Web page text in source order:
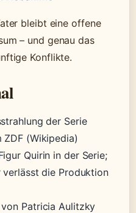
bleibt eine offene
– und genau das
Konflikte.
der Serie
ZDF (Wikipedia)
Quirin in der Serie;
verlässt die Produktion
Patricia Aulitzky